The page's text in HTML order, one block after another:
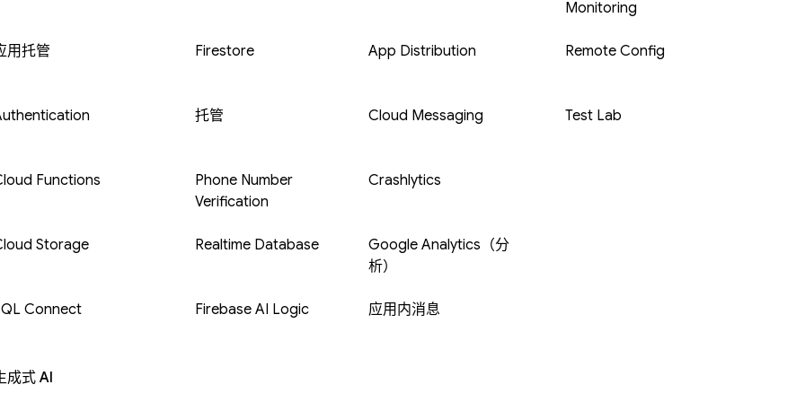
用托管
Functions
Storage
Connect
Firestore
托管
Phone Number
Verification
Realtime Database
Firebase AI Logic
成式 AI
App Distribution
Cloud Messaging
Crashlytics
Google Analytics（分
析）
应用内消息
Monitoring
Remote Config
Test Lab